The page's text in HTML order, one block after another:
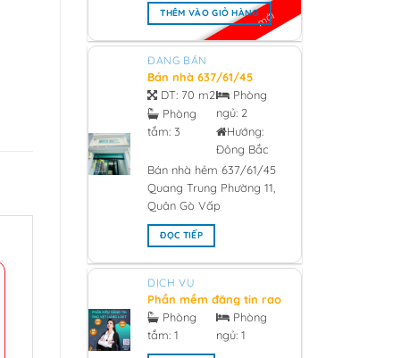
mới
là:
1.950.000.000 ₫.
tại
là:
1.850.000.000 ₫.
THÊM VÀO GIỎ HÀNG
ĐANG BÁN
Bán nhà 637/61/45
Quang Trung Phường
11, Quân Gò Vấp 3 tỷ
850 - 2026
DT: 70 m2
Phòng
tắm:3
Phòng
ngủ: 2
Hướng:
Đông Bắc
Bán nhà hẻm 637/61/45
Quang Trung Phường 11,
Quân Gò Vấp
ĐỌC TIẾP
DỊCH VỤ
Phần mềm đăng tin rao
vặt hàng loạt 2026
Phòng
tắm:1
Phòng
ngủ: 1